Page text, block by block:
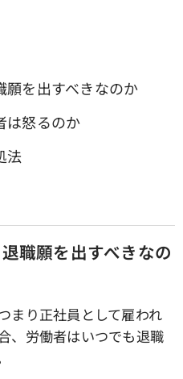
願を出すべきなのか
は怒るのか
法
職願を出すべきなの
まり正社員として雇われ
、労働者はいつでも退職